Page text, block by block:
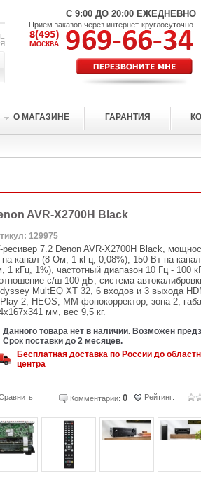
С 9:00 ДО 20:00 ЕЖЕДНЕВНО
Приём заказов через интернет-круглосуточно
О МАГАЗИНЕ ГАРАНТИЯ
AVR-X2700H Black
129975
ресивер 7.2 Denon AVR-X2700H Black,
на канал (8 Ом, 1 кГц, 0,08%), 150 Вт на
1 кГц, 1%), частотный диапазон 10 Гц - 100
с/ш 100 дБ, система
MultEQ XT 32, 6 входов и 3 выхода
2, HEOS, ММ-фонокорректор, зона 2,
мм, вес 9,5 кг.
Данного товара нет в наличии. Возможен
Срок поставки до 2 месяцев.
Бесплатная доставка по России до
центра
Комментарии: 0 Рейтинг: